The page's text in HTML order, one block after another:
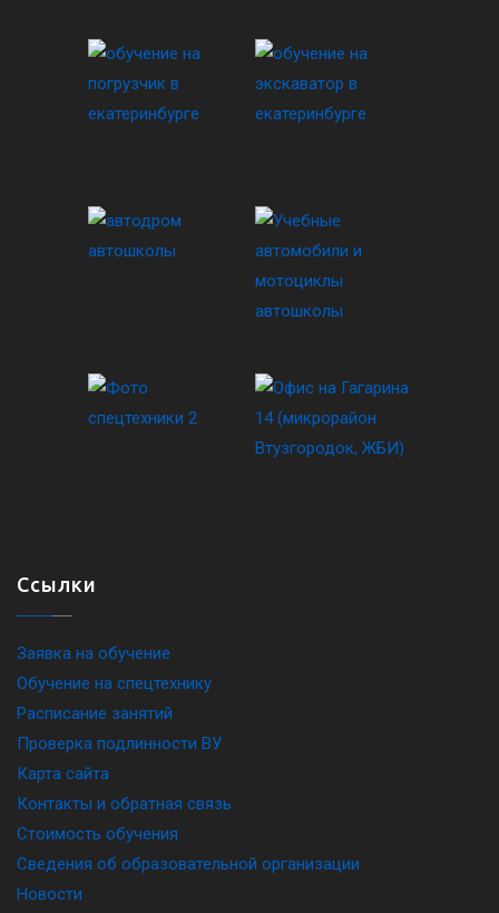
Ссылки
Заявка на обучение
Обучение на спецтехнику
Расписание занятий
Проверка подлинности ВУ
Карта сайта
Контакты и обратная связь
Стоимость обучения
Сведения об образовательной организации
Новости